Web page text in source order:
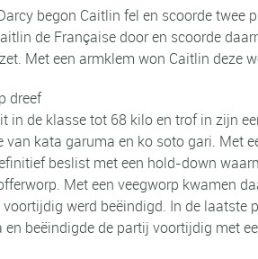
begon Caitlin fel en scoorde
de Française door en scoorde
Met een armklem won Caitlin deze
dreef
in de klasse tot 68 kilo en trof in zijn
kata garuma en ko soto gari. Met
beslist met een hold-down
Met een veegworp kwamen
werd beëindigd. In de laatste
beëindigde de partij voortijdig met